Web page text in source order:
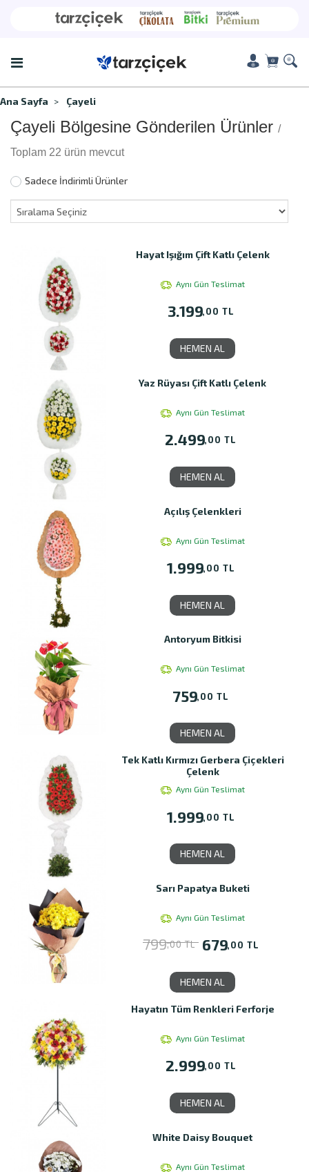
Ana Sayfa Çayeli
Çayeli Bölgesine Gönderilen Ürünler /
Toplam 22 ürün mevcut
Sadece İndirimli Ürünler
Hayat Işığım Çift Katlı Çelenk
Aynı Gün Teslimat
3.199,00 TL
HEMEN AL
Yaz Rüyası Çift Katlı Çelenk
Aynı Gün Teslimat
2.499,00 TL
HEMEN AL
Açılış Çelenkleri
Aynı Gün Teslimat
1.999,00 TL
HEMEN AL
Antoryum Bitkisi
Aynı Gün Teslimat
759,00 TL
HEMEN AL
Tek Katlı Kırmızı Gerbera Çiçekleri
Çelenk
Aynı Gün Teslimat
1.999,00 TL
HEMEN AL
Sarı Papatya Buketi
Aynı Gün Teslimat
799,00 TL 679,00 TL
HEMEN AL
Hayatın Tüm Renkleri Ferforje
Aynı Gün Teslimat
2.999,00 TL
HEMEN AL
White Daisy Bouquet
Aynı Gün Teslimat